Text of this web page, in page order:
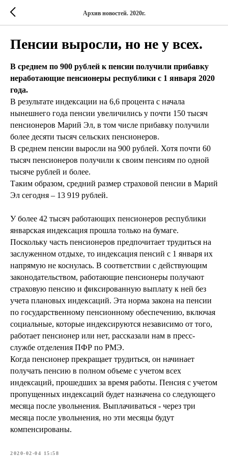
Архив новостей. 2020г.
Пенсии выросли, но не у всех.
В среднем по 900 рублей к пенсии получили прибавку
неработающие пенсионеры республики с 1 января 2020
года.
В результате индексации на 6,6 процента с начала
нынешнего года пенсии увеличились у почти 150 тысяч
пенсионеров Марий Эл, в том числе прибавку получили
более десяти тысяч сельских пенсионеров.
В среднем пенсии выросли на 900 рублей. Хотя почти 60
тысяч пенсионеров получили к своим пенсиям по одной
тысяче рублей и более.
Таким образом, средний размер страховой пенсии в Марий
Эл сегодня – 13 919 рублей.
У более 42 тысяч работающих пенсионеров республики
январская индексация прошла только на бумаге.
Поскольку часть пенсионеров предпочитает трудиться на
заслуженном отдыхе, то индексация пенсий с 1 января их
напрямую не коснулась. В соответствии с действующим
законодательством, работающие пенсионеры получают
страховую пенсию и фиксированную выплату к ней без
учета плановых индексаций. Эта норма закона на пенсии
по государственному пенсионному обеспечению, включая
социальные, которые индексируются независимо от того,
работает пенсионер или нет, рассказали нам в пресс-
службе отделения ПФР по РМЭ.
Когда пенсионер прекращает трудиться, он начинает
получать пенсию в полном объеме с учетом всех
индексаций, прошедших за время работы. Пенсия с учетом
пропущенных индексаций будет назначена со следующего
месяца после увольнения. Выплачиваться - через три
месяца после увольнения, но эти месяцы будут
компенсированы.
2020-02-04 15:58